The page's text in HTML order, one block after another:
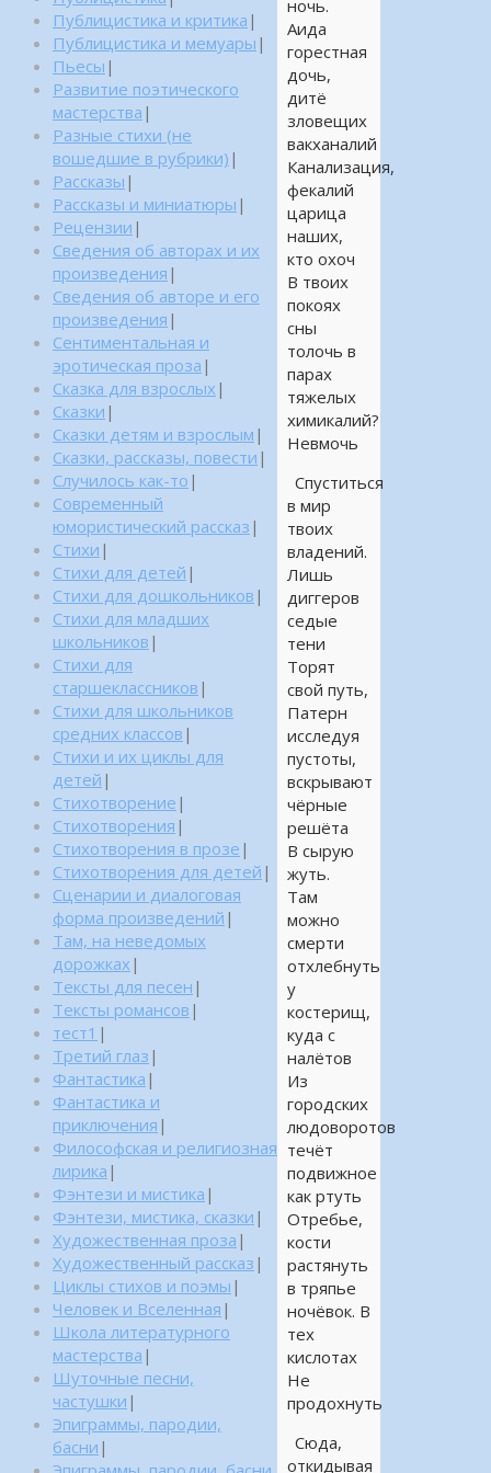
ночь.
Аида
горестная
дочь,
дитё
зловещих
вакханалий
Канализация,
фекалий
царица
наших,
кто охоч
В твоих
покоях
сны
толочь в
парах
тяжелых
химикалий?
Невмочь
Спуститься
в мир
твоих
владений.
Лишь
диггеров
седые
тени
Торят
свой путь,
Патерн
исследуя
пустоты,
вскрывают
чёрные
решёта
В сырую
жуть.
Там
можно
смерти
отхлебнуть
у
костерищ,
куда с
налётов
Из
городских
людоворотов
течёт
подвижное
как ртуть
Отребье,
кости
растянуть
в тряпье
ночёвок. В
тех
кислотах
Не
продохнуть
Сюда,
откидывая
Публицистика и критика |
Публицистика и мемуары |
Пьесы |
Развитие поэтического
мастерства |
Разные стихи (не
вошедшие в рубрики) |
Рассказы |
Рассказы и миниатюры |
Рецензии |
Сведения об авторах и их
произведения |
Сведения об авторе и его
произведения |
Сентиментальная и
эротическая проза |
Сказка для взрослых |
Сказки |
Сказки детям и взрослым |
Сказки, рассказы, повести |
Случилось как-то |
Современный
юмористический рассказ |
Стихи |
Стихи для детей |
Стихи для дошкольников |
Стихи для младших
школьников |
Стихи для
старшеклассников |
Стихи для школьников
средних классов |
Стихи и их циклы для
детей |
Стихотворение |
Стихотворения |
Стихотворения в прозе |
Стихотворения для детей |
Сценарии и диалоговая
форма произведений |
Там, на неведомых
дорожках |
Тексты для песен |
Тексты романсов |
тест1 |
Третий глаз |
Фантастика |
Фантастика и
приключения |
Философская и религиозная
лирика |
Фэнтези и мистика |
Фэнтези, мистика, сказки |
Художественная проза |
Художественный рассказ |
Циклы стихов и поэмы |
Человек и Вселенная |
Школа литературного
мастерства |
Шуточные песни,
частушки |
Эпиграммы, пародии,
басни |